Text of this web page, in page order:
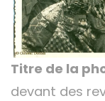
Titre de la
devant des